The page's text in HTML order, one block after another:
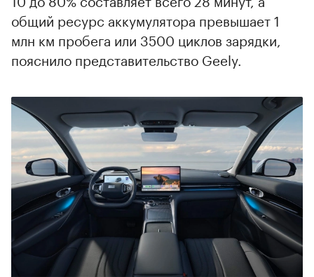
общий ресурс аккумулятора превышает 1
млн км пробега или 3500 циклов зарядки,
пояснило представительство Geely.